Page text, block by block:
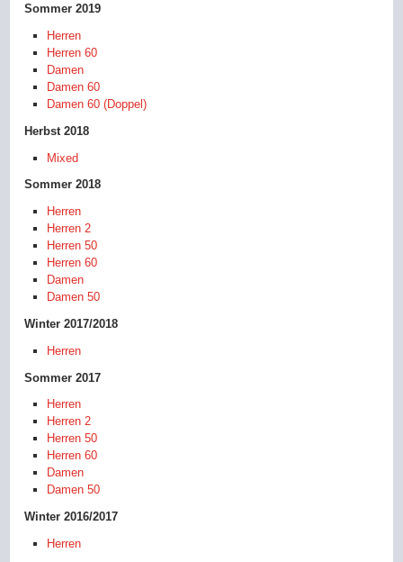
Sommer 2019
Herren
Herren 60
Damen
Damen 60
Damen 60 (Doppel)
Herbst 2018
Mixed
Sommer 2018
Herren
Herren 2
Herren 50
Herren 60
Damen
Damen 50
Winter 2017/2018
Herren
Sommer 2017
Herren
Herren 2
Herren 50
Herren 60
Damen
Damen 50
Winter 2016/2017
Herren